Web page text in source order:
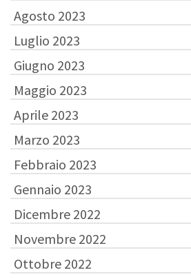
Agosto 2023
Luglio 2023
Giugno 2023
Maggio 2023
Aprile 2023
Marzo 2023
Febbraio 2023
Gennaio 2023
Dicembre 2022
Novembre 2022
Ottobre 2022